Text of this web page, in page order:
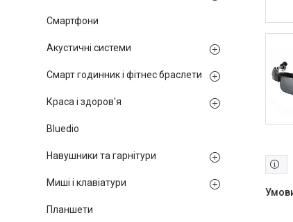
Смартфони
Акустичні системи
Смарт годинник і фітнес браслети
Краса і здоров'я
Bluedio
Навушники та гарнітури
Миші і клавіатури
Планшети